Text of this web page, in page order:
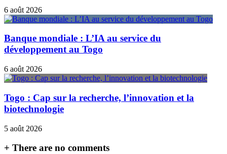
6 août 2026
Banque mondiale : L’IA au service du
développement au Togo
6 août 2026
Togo : Cap sur la recherche, l’innovation et la
biotechnologie
5 août 2026
+ There are no comments